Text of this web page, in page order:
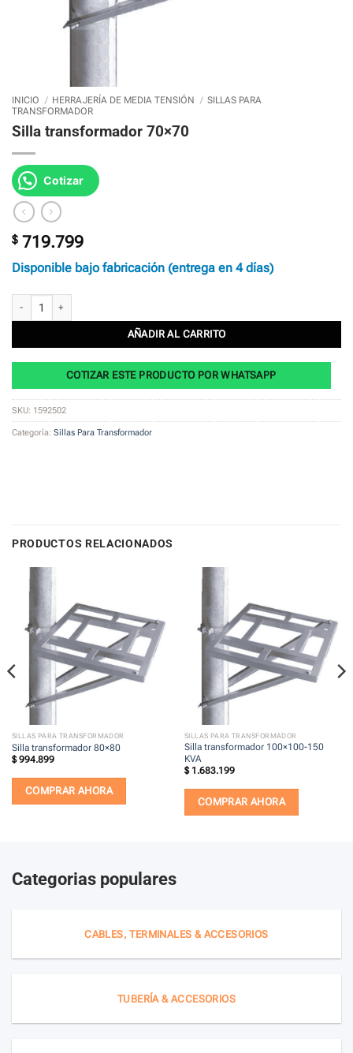
INICIO / HERRAJERÍA DE MEDIA TENSIÓN / SILLAS PARA
TRANSFORMADOR
Silla transformador 70×70
Cotizar
$ 719.799
Disponible bajo fabricación (entrega en 4 días)
AÑADIR AL CARRITO
COTIZAR ESTE PRODUCTO POR WHATSAPP
SKU: 1592502
Categoría: Sillas Para Transformador
PRODUCTOS RELACIONADOS
SILLAS PARA TRANSFORMADOR
Silla transformador 80×80
$994.899
COMPRAR AHORA
SILLAS PARA TRANSFORMADOR
Silla transformador 100×100-150
KVA
$1.683.199
COMPRAR AHORA
Categorias populares
CABLES, TERMINALES & ACCESORIOS
TUBERÍA & ACCESORIOS